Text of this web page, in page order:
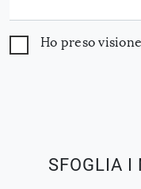
SFOGLIA I
Ho preso